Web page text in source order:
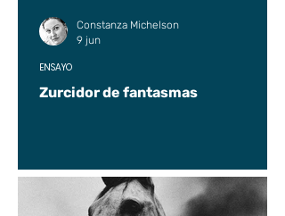
Zurcidor de fantasmas
ENSAYO
Constanza Michelson
9 jun